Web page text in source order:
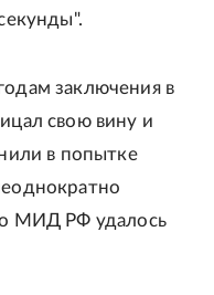
заключения в
свою вину и
в попытке
МИД РФ удалось